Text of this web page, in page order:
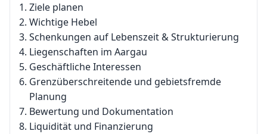
Ziele planen
Wichtige Hebel
Schenkungen auf Lebenszeit & Strukturierung
Liegenschaften im Aargau
Geschäftliche Interessen
Grenzüberschreitende und gebietsfremde
Planung
Bewertung und Dokumentation
Liquidität und Finanzierung